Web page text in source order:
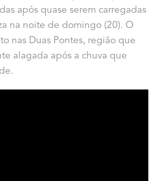
após quase serem carregadas
na noite de domingo (20). O
nas Duas Pontes, região que
alagada após a chuva que